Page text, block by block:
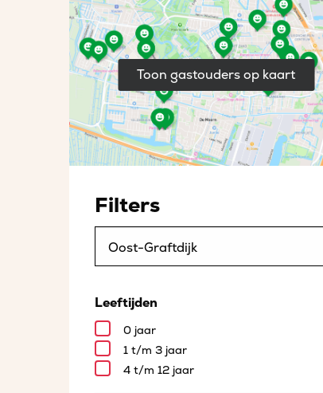
Toon gastouders op kaart
Filters
Leeftijden
0 jaar
1 t/m 3 jaar
4 t/m 12 jaar